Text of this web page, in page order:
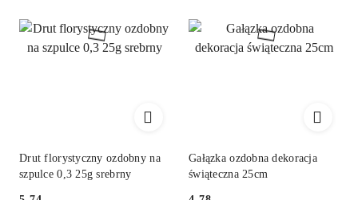
Drut florystyczny ozdobny na
szpulce 0,3 25g srebrny
Gałązka ozdobna dekoracja
świąteczna 25cm